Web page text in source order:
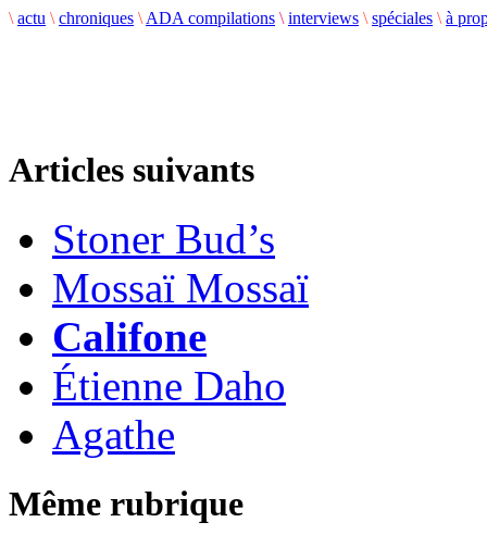
\ actu \ chroniques \ ADA compilations \ interviews \ spéciales \ à
Articles suivants
Stoner Bud’s
Mossaï Mossaï
Califone
Étienne Daho
Agathe
Même rubrique